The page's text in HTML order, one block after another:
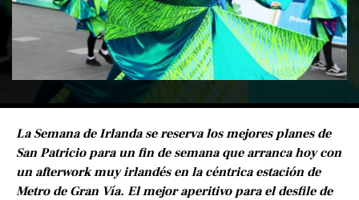
La Semana de Irlanda se reserva los mejores planes de
San Patricio para un fin de semana que arranca hoy con
un afterwork muy irlandés en la céntrica estación de
Metro de Gran Vía. El mejor aperitivo para el desfile de